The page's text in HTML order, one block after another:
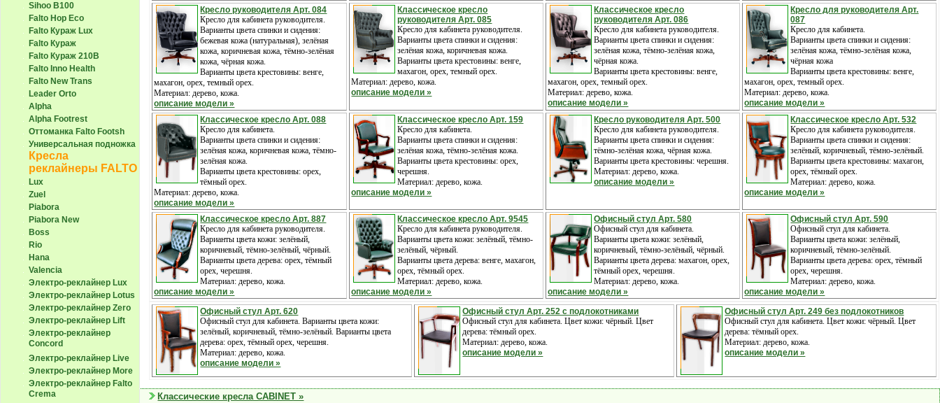
Sihoo B100
Falto Hop Eco
Falto Кураж Lux
Falto Кураж
Falto Кураж 210B
Falto Inno Health
Falto New Trans
Leader Orto
Alpha
Alpha Footrest
Оттоманка Falto Footsh
Универсальная подножка
Кресла
реклайнеры FALTO
Lux
Zuel
Piabora
Piabora New
Boss
Rio
Hana
Valencia
Электро-реклайнер Lux
Электро-реклайнер Lotus
Электро-реклайнер Zero
Электро-реклайнер Lift
Электро-реклайнер
Сoncord
Электро-реклайнер Live
Электро-реклайнер More
Электро-реклайнер Falto
Crema
Кресло руководителя Арт. 084
Кресло для кабинета руководителя.
Варианты цвета спинки и сидения:
бежевая кожа (натуральная), зелёная
кожа, коричневая кожа, тёмно-зелёная
кожа, чёрная кожа.
Варианты цвета крестовины: венге,
махагон, орех, темный орех.
Материал: дерево, кожа.
описание модели »
Классическое кресло
руководителя Арт. 085
Кресло для кабинета руководителя.
Варианты цвета спинки и сидения:
зелёная кожа, коричневая кожа.
Варианты цвета крестовины: венге,
махагон, орех, темный орех.
Материал: дерево, кожа.
описание модели »
Классическое кресло
руководителя Арт. 086
Кресло для кабинета руководителя.
Варианты цвета спинки и сидения:
зелёная кожа, тёмно-зелёная кожа,
чёрная кожа.
Варианты цвета крестовины: венге,
махагон, орех, темный орех.
Материал: дерево, кожа.
описание модели »
Кресло для руководителя Арт.
087
Кресло для кабинета.
Варианты цвета спинки и сидения:
зелёная кожа, тёмно-зелёная кожа,
чёрная кожа
Варианты цвета крестовины: венге,
махагон, орех, темный орех.
Материал: дерево, кожа.
описание модели »
Классическое кресло Арт. 088
Кресло для кабинета.
Варианты цвета спинки и сидения:
зелёная кожа, коричневая кожа, тёмно-
зелёная кожа.
Варианты цвета крестовины: орех,
тёмный орех.
Материал: дерево, кожа.
описание модели »
Классическое кресло Арт. 159
Кресло для кабинета.
Варианты цвета спинки и сидения:
зелёная кожа, тёмно-зелёная кожа.
Варианты цвета крестовины: орех,
черешня.
Материал: дерево, кожа.
описание модели »
Кресло руководителя Арт. 500
Кресло для кабинета руководителя.
Варианты цвета спинки и сидения:
тёмно-зелёная кожа, чёрная кожа.
Варианты цвета крестовины: черешня.
Материал: дерево, кожа.
описание модели »
Классическое кресло Арт. 532
Кресло для кабинета руководителя.
Варианты цвета спинки и сидения:
зелёный, коричневый, тёмно-зелёный.
Варианты цвета крестовины: махагон,
орех, тёмный орех.
Материал: дерево, кожа.
описание модели »
Классическое кресло Арт. 887
Кресло для кабинета руководителя.
Варианты цвета кожи: зелёный,
коричневый, тёмно-зелёный, чёрный.
Варианты цвета дерева: орех, тёмный
орех, черешня.
Материал: дерево, кожа.
описание модели »
Классическое кресло Арт. 9545
Кресло для кабинета руководителя.
Варианты цвета кожи: зелёный, тёмно-
зелёный, чёрный.
Варианты цвета дерева: венге, махагон,
орех, тёмный орех.
Материал: дерево, кожа.
описание модели »
Офисный стул Арт. 580
Офисный стул для кабинета.
Варианты цвета кожи: зелёный,
коричневый, тёмно-зелёный, чёрный.
Варианты цвета дерева: махагон, орех,
тёмный орех, черешня.
Материал: дерево, кожа.
описание модели »
Офисный стул Арт. 590
Офисный стул для кабинета.
Варианты цвета кожи: зелёный,
коричневый, тёмно-зелёный.
Варианты цвета дерева: орех, тёмный
орех, черешня.
Материал: дерево, кожа.
описание модели »
Офисный стул Арт. 620
Офисный стул для кабинета. Варианты цвета кожи:
зелёный, коричневый, тёмно-зелёный. Варианты цвета
дерева: орех, тёмный орех, черешня.
Материал: дерево, кожа.
описание модели »
Офисный стул Арт. 252 с подлокотниками
Офисный стул для кабинета. Цвет кожи: чёрный. Цвет
дерева: тёмный орех.
Материал: дерево, кожа.
описание модели »
Офисный стул Арт. 249 без подлокотников
Офисный стул для кабинета. Цвет кожи: чёрный. Цвет
дерева: тёмный орех.
Материал: дерево, кожа.
описание модели »
Классические кресла CABINET »